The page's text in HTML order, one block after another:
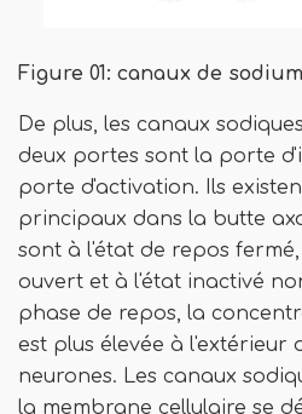
Figure 01: canaux de
De plus, les canaux
deux portes sont la porte
porte d'activation. Ils
principaux dans la butte
sont à l'état de repos
ouvert et à l'état inactivé
phase de repos, la
est plus élevée à l'extérieur
neurones. Les canaux
la membrane cellulaire se